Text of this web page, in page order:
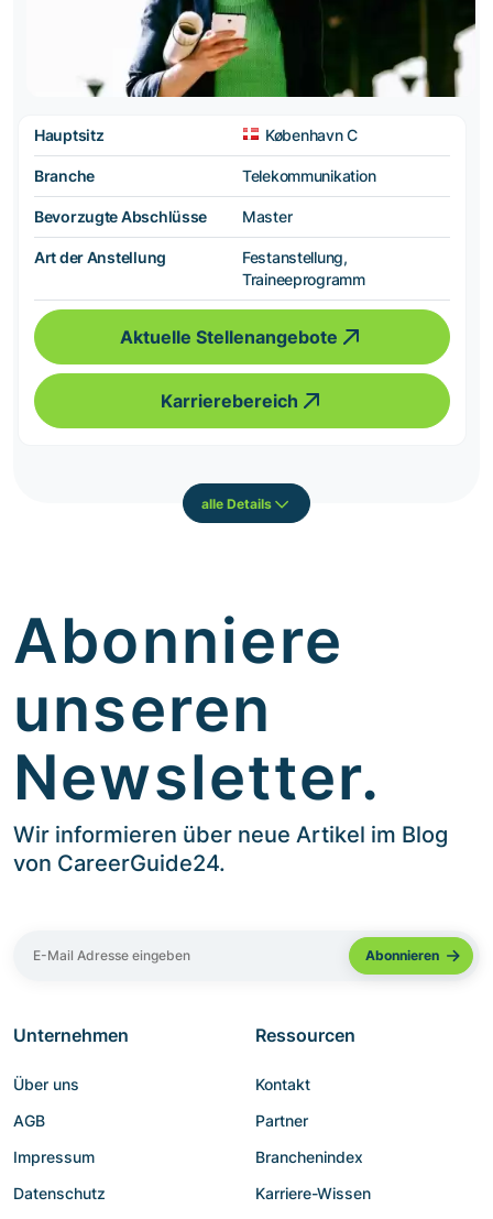
Hauptsitz København C
Branche Telekommunikation
Bevorzugte Abschlüsse Master
Art der Anstellung
Festanstellung,
Traineeprogramm
Aktuelle Stellenangebote
Karrierebereich
alle Details
Abonniere
unseren
Newsletter.
Wir informieren über neue Artikel im Blog
von CareerGuide24.
Unternehmen
Über uns
AGB
Impressum
Datenschutz
Ressourcen
Kontakt
Partner
Branchenindex
Karriere-Wissen